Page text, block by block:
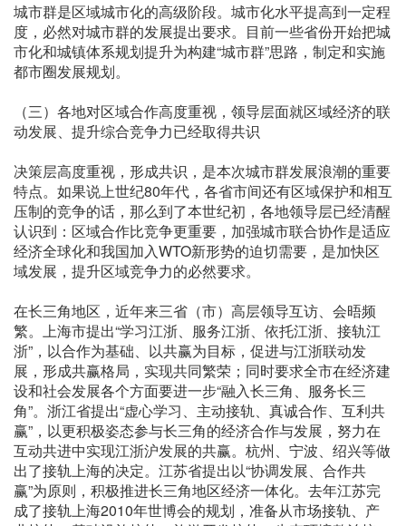
城市群是区域城市化的高级阶段。城市化水平提高到一定程
度，必然对城市群的发展提出要求。目前一些省份开始把城
市化和城镇体系规划提升为构建“城市群”思路，制定和实施
都市圈发展规划。
（三）各地对区域合作高度重视，领导层面就区域经济的联
动发展、提升综合竞争力已经取得共识
决策层高度重视，形成共识，是本次城市群发展浪潮的重要
特点。如果说上世纪80年代，各省市间还有区域保护和相互
压制的竞争的话，那么到了本世纪初，各地领导层已经清醒
认识到：区域合作比竞争更重要，加强城市联合协作是适应
经济全球化和我国加入WTO新形势的迫切需要，是加快区
域发展，提升区域竞争力的必然要求。
在长三角地区，近年来三省（市）高层领导互访、会晤频
繁。上海市提出“学习江浙、服务江浙、依托江浙、接轨江
浙”，以合作为基础、以共赢为目标，促进与江浙联动发
展，形成共赢格局，实现共同繁荣；同时要求全市在经济建
设和社会发展各个方面要进一步“融入长三角、服务长三
角”。浙江省提出“虚心学习、主动接轨、真诚合作、互利共
赢”，以更积极姿态参与长三角的经济合作与发展，努力在
互动共进中实现江浙沪发展的共赢。杭州、宁波、绍兴等做
出了接轨上海的决定。江苏省提出以“协调发展、合作共
赢”为原则，积极推进长三角地区经济一体化。去年江苏完
成了接轨上海2010年世博会的规划，准备从市场接轨、产